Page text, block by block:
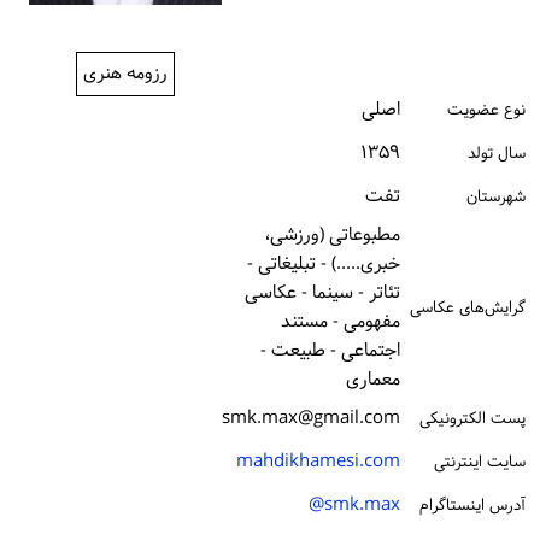
رزومه هنری
نوع عضویت اصلی
سال تولد ۱۳۵۹
شهرستان تفت
گرایش‌های عکاسی
مطبوعاتی (ورزشی،
خبری.....) - تبلیغاتی -
تئاتر - سینما - عکاسی
مفهومی - مستند
اجتماعی - طبیعت -
معماری
پست الكترونیكی smk.max@gmail.com
سایت اینترنتی mahdikhamesi.com
آدرس اینستاگرام smk.max@